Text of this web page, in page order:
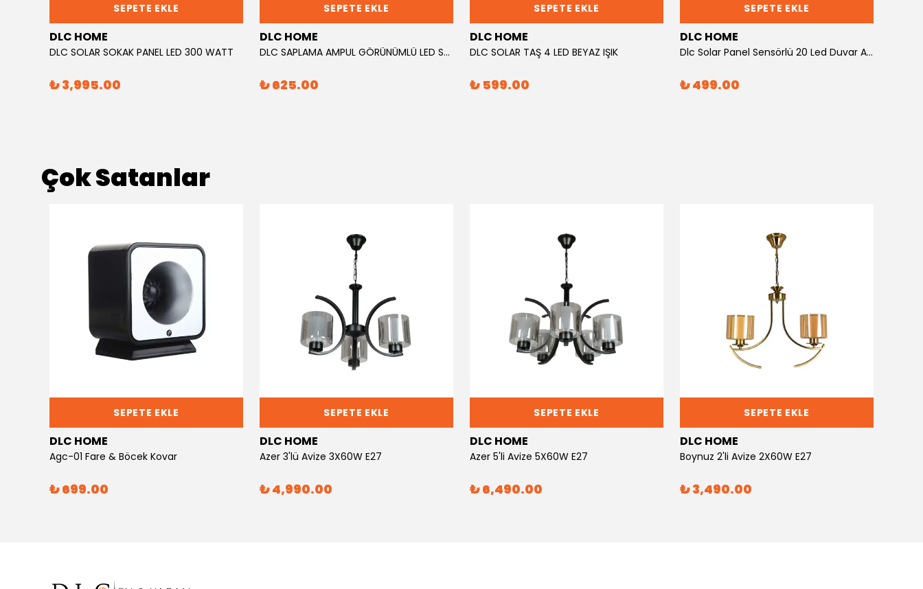
SEPETE EKLE
DLC HOME
DLC SOLAR SOKAK PANEL LED 300 WATT
₺ 3,995.00
SEPETE EKLE
DLC HOME
DLC SAPLAMA AMPUL GÖRÜNÜMLÜ LED SOLAR
₺ 625.00
SEPETE EKLE
DLC HOME
DLC SOLAR TAŞ 4 LED BEYAZ IŞIK
₺ 599.00
SEPETE EKLE
DLC HOME
Dlc Solar Panel Sensörlü 20 Led Duvar Apliği
₺ 499.00
Çok Satanlar
SEPETE EKLE
DLC HOME
Agc-01 Fare & Böcek Kovar
₺ 699.00
SEPETE EKLE
DLC HOME
Azer 3'lü Avize 3X60W E27
₺ 4,990.00
SEPETE EKLE
DLC HOME
Azer 5'li Avize 5X60W E27
₺ 6,490.00
SEPETE EKLE
DLC HOME
Boynuz 2'li Avize 2X60W E27
₺ 3,490.00